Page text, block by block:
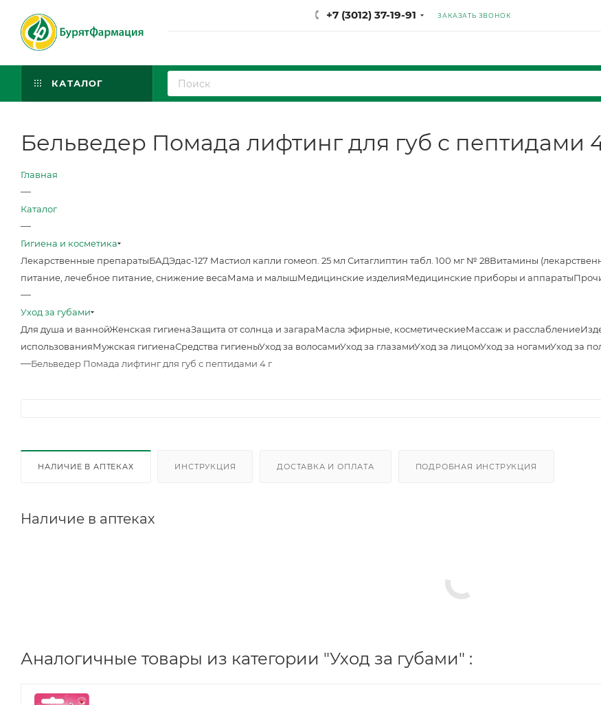
+7 (3012) 37-19-91 ЗАКАЗАТЬ ЗВОНОК
КАТАЛОГ
Бельведер Помада лифтинг для губ с пептидами
Главная
—
Каталог
—
Гигиена и косметика
Лекарственные препаратыБАДЭдас-127 Мастиол капли гомеоп. 25 мл Ситаглиптин табл. 100 мг № 28Витамины
питание, лечебное питание, снижение весаМама и малышМедицинские изделияМедицинские приборы и аппараты
—
Уход за губами
Для душа и ваннойЖенская гигиенаЗащита от солнца и загараМасла эфирные, косметическиеМассаж и расслабление
использованияМужская гигиенаСредства гигиеныУход за волосамиУход за глазамиУход за лицомУход за ногамиУход за
—Бельведер Помада лифтинг для губ с пептидами 4 г
НАЛИЧИЕ В АПТЕКАХ ИНСТРУКЦИЯ ДОСТАВКА И ОПЛАТА ПОДРОБНАЯ ИНСТРУКЦИЯ
Наличие в аптеках
Аналогичные товары из категории "Уход за губами" :